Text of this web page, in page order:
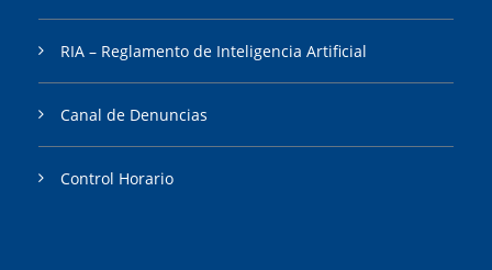
RIA – Reglamento de Inteligencia Artificial
Canal de Denuncias
Control Horario